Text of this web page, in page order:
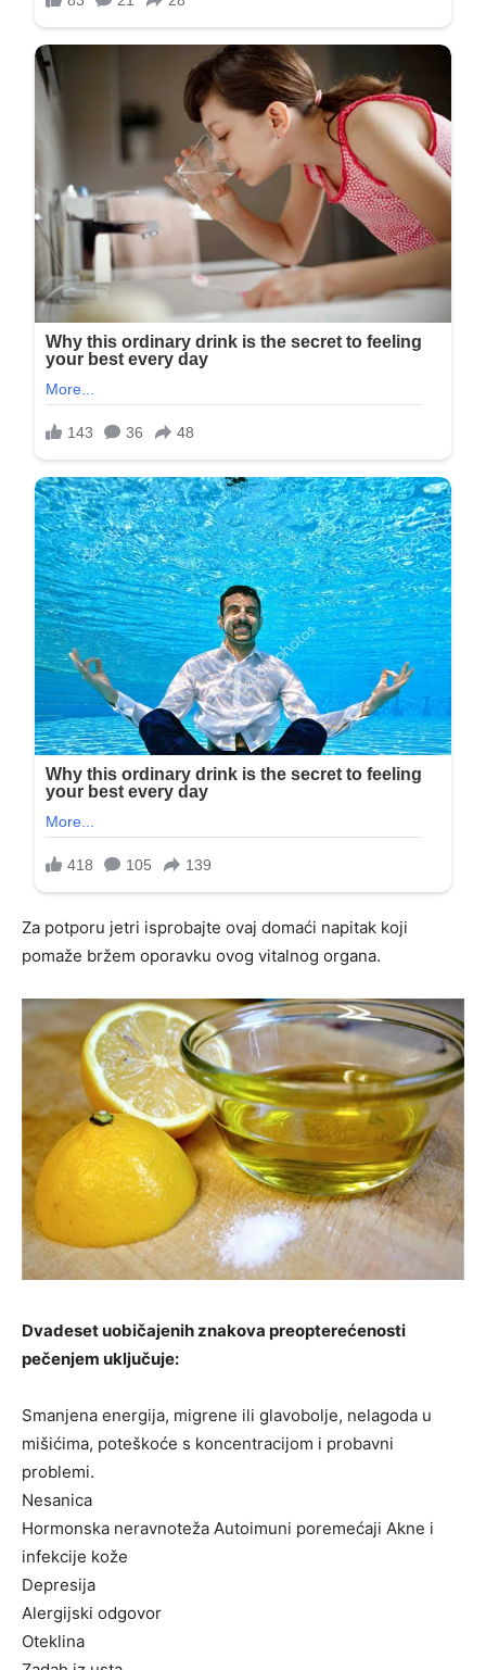
Za potporu jetri isprobajte ovaj domaći napitak koji
pomaže bržem oporavku ovog vitalnog organa.
Dvadeset uobičajenih znakova preopterećenosti
pečenjem uključuje:
Smanjena energija, migrene ili glavobolje, nelagoda u
mišićima, poteškoće s koncentracijom i probavni
problemi.
Nesanica
Hormonska neravnoteža Autoimuni poremećaji Akne i
infekcije kože
Depresija
Alergijski odgovor
Oteklina